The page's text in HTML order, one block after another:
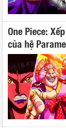
One Piece:
của hệ